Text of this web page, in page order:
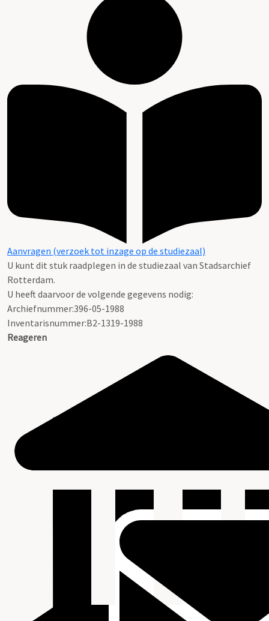
Aanvragen (verzoek tot inzage op de studiezaal)
U kunt dit stuk raadplegen in de studiezaal van Stadsarchief
Rotterdam.
U heeft daarvoor de volgende gegevens nodig:
Archiefnummer:396-05-1988
Inventarisnummer:B2-1319-1988
Reageren